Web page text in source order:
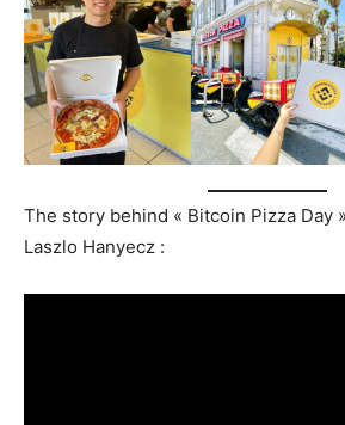
The story behind « Bitcoin Pizza Day
Laszlo Hanyecz :